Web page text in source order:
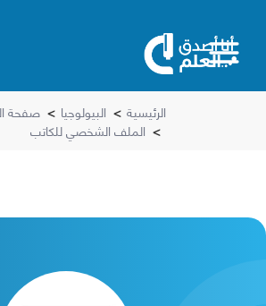
الرئيسية > البيولوجيا > صفحة
> الملف الشخصي للكاتب